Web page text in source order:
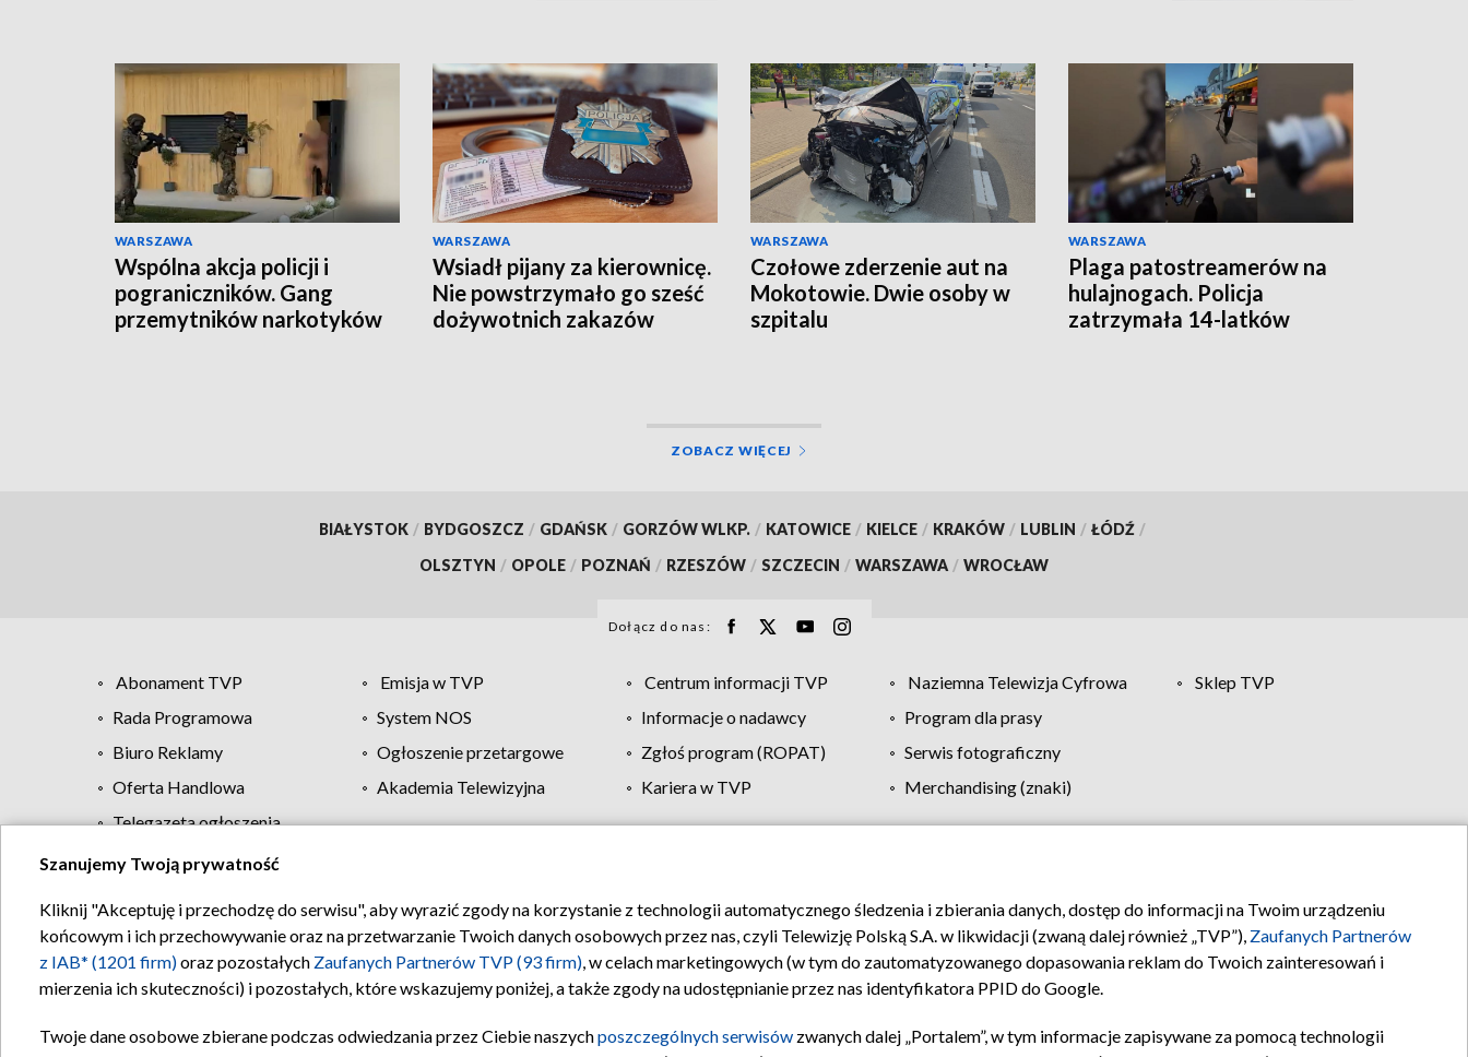
WARSZAWA
Wspólna akcja policji i
pograniczników. Gang
przemytników narkotyków
WARSZAWA
Wsiadł pijany za kierownicę.
Nie powstrzymało go sześć
dożywotnich zakazów
WARSZAWA
Czołowe zderzenie aut na
Mokotowie. Dwie osoby w
szpitalu
WARSZAWA
Plaga patostreamerów na
hulajnogach. Policja
zatrzymała 14-latków
ZOBACZ WIĘCEJ
BIAŁYSTOK / BYDGOSZCZ / GDAŃSK / GORZÓW WLKP. / KATOWICE / KIELCE / KRAKÓW / LUBLIN / ŁÓDŹ /
OLSZTYN / OPOLE / POZNAŃ / RZESZÓW / SZCZECIN / WARSZAWA / WROCŁAW
Dołącz do nas:
Abonament TVP Emisja w TVP Centrum informacji TVP Naziemna Telewizja Cyfrowa
Sklep TVP
Rada Programowa
System NOS Informacje o nadawcy
Program dla prasy
Biuro Reklamy
Ogłoszenie przetargowe Zgłoś program (ROPAT)
Serwis fotograficzny
Oferta Handlowa
Akademia Telewizyjna Kariera w TVP
Merchandising (znaki)
Telegazeta ogłoszenia
Regulamin TVP Polityka prywatności Moje zgody Pomoc Biuro reklamy Kontakt
Szanujemy Twoją prywatność
Kliknij "Akceptuję i przechodzę do serwisu", aby wyrazić zgody na korzystanie z technologii automatycznego śledzenia i zbierania danych, dostęp do informacji na Twoim urządzeniu
końcowym i ich przechowywanie oraz na przetwarzanie Twoich danych osobowych przez nas, czyli Telewizję Polską S.A. w likwidacji (zwaną dalej również „TVP”), Zaufanych Partnerów
z IAB* (1201 firm)oraz pozostałych Zaufanych Partnerów TVP (93 firm), w celach marketingowych (w tym do zautomatyzowanego dopasowania reklam do Twoich zainteresowań i
mierzenia ich skuteczności) i pozostałych, które wskazujemy poniżej, a także zgody na udostępnianie przez nas identyfikatora PPID do Google.
Twoje dane osobowe zbierane podczas odwiedzania przez Ciebie naszychposzczególnych serwisów zwanych dalej „Portalem”, w tym informacje zapisywane za pomocą technologii